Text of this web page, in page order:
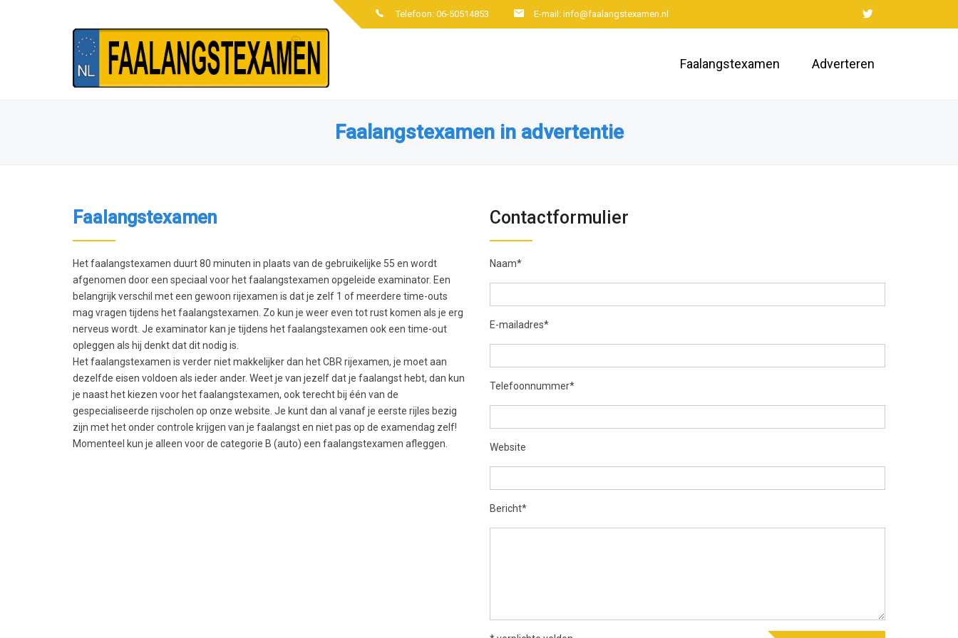
Telefoon: 06-50514853 E-mail: info@faalangstexamen.nl
Faalangstexamen Adverteren
Faalangstexamen in advertentie
Faalangstexamen
Het faalangstexamen duurt 80 minuten in plaats van de gebruikelijke 55 en wordt
afgenomen door een speciaal voor het faalangstexamen opgeleide examinator. Een
belangrijk verschil met een gewoon rijexamen is dat je zelf 1 of meerdere time-outs
mag vragen tijdens het faalangstexamen. Zo kun je weer even tot rust komen als je erg
nerveus wordt. Je examinator kan je tijdens het faalangstexamen ook een time-out
opleggen als hij denkt dat dit nodig is.
Het faalangstexamen is verder niet makkelijker dan het CBR rijexamen, je moet aan
dezelfde eisen voldoen als ieder ander. Weet je van jezelf dat je faalangst hebt, dan kun
je naast het kiezen voor het faalangstexamen, ook terecht bij één van de
gespecialiseerde rijscholen op onze website. Je kunt dan al vanaf je eerste rijles bezig
zijn met het onder controle krijgen van je faalangst en niet pas op de examendag zelf!
Momenteel kun je alleen voor de categorie B (auto) een faalangstexamen afleggen.
Contactformulier
Naam*
E-mailadres*
Telefoonnummer*
Website
Bericht*